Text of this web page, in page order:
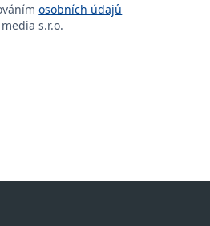
osobních údajů
s.r.o.